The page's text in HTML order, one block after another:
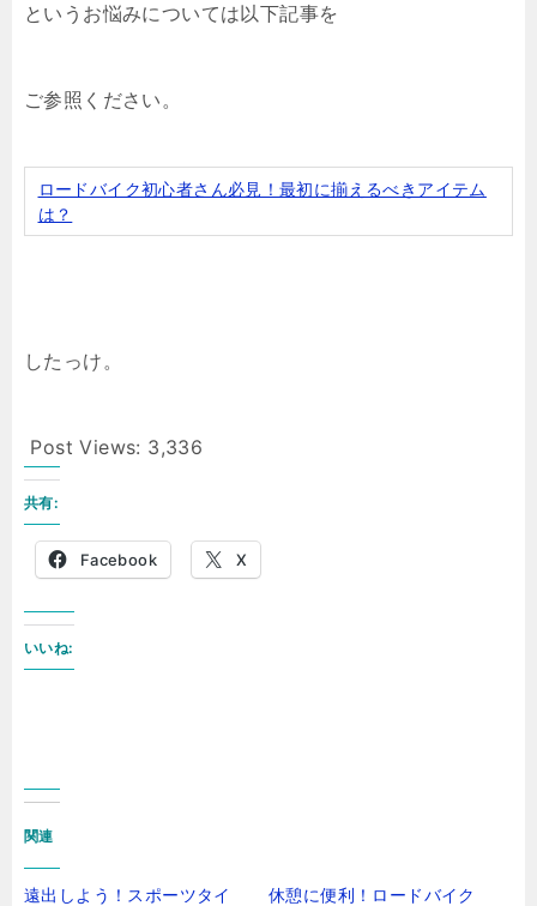
というお悩みについては以下記事を
ご参照ください。
ロードバイク初心者さん必見！最初に揃えるべきアイテム
は？
したっけ。
Post Views: 3,336
共有:
Facebook X
いいね:
関連
遠出しよう！スポーツタイ
休憩に便利！ロードバイク